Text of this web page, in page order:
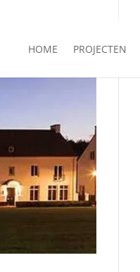
HOME PROJECTEN